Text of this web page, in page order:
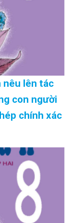
nêu lên tác
con người
chính xác